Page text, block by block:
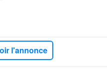
l'annonce